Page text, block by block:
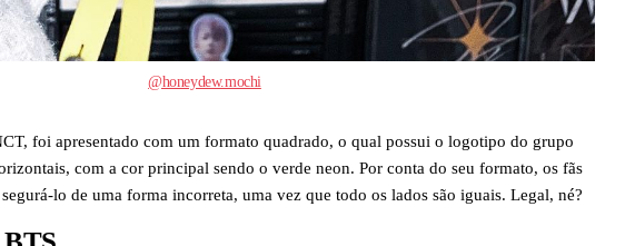
@honeydew.mochi
foi apresentado com um formato quadrado, o qual possui o logotipo do grupo
com a cor principal sendo o verde neon. Por conta do seu formato, os fãs
lo de uma forma incorreta, uma vez que todo os lados são iguais. Legal, né?